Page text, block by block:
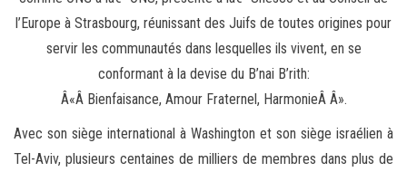
l’Europe à Strasbourg, réunissant des Juifs de toutes origines pour
servir les communautés dans lesquelles ils vivent, en se
conformant à la devise du B’nai B’rith:
Â«Â Bienfaisance, Amour Fraternel, HarmonieÂ Â».
Avec son siège international à Washington et son siège israélien à
Tel-Aviv, plusieurs centaines de milliers de membres dans plus de